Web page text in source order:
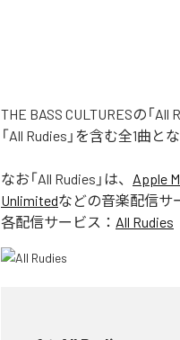
THE BASS CULTURESの「
「All Rudies」を含む全1曲と
なお「All Rudies 」は、 Apple
Unlimitedなどの音楽配信サ
各配信サービス： All Rudies